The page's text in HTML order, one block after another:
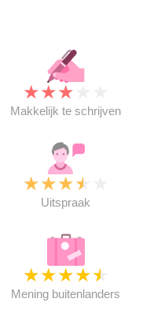
★★★
Makkelijk te schrijven
★★★★
Uitspraak
★★★★★
Mening buitenlanders